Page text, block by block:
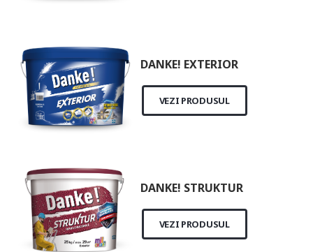
DANKE! EXTERIOR
VEZI PRODUSUL
DANKE! STRUKTUR
VEZI PRODUSUL